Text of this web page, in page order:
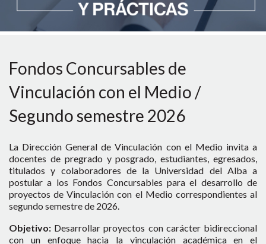
Fondos Concursables de
Vinculación con el Medio /
Segundo semestre 2026
La Dirección General de Vinculación con el Medio invita a
docentes de pregrado y posgrado, estudiantes, egresados,
titulados y colaboradores de la Universidad del Alba a
postular a los Fondos Concursables para el desarrollo de
proyectos de Vinculación con el Medio correspondientes al
segundo semestre de 2026.
Objetivo: Desarrollar proyectos con carácter bidireccional
con un enfoque hacia la vinculación académica en el